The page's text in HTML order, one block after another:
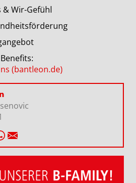
Wir-Gefühl
(bantleon.de)